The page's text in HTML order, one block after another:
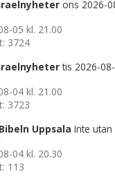
ons 2026-
05 kl. 21.00
3724
tis 2026-08-
04 kl. 21.00
3723
Uppsala Inte utan
04 kl. 20.30
113